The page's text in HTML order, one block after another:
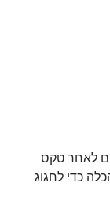
לאחר טקס
כדי לחגוג